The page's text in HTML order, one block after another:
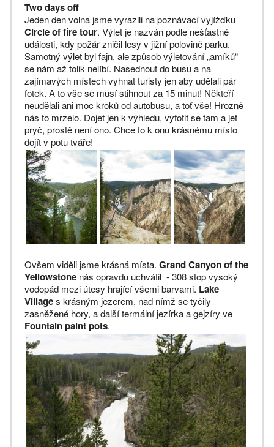
Two days off
Jeden den volna jsme vyrazili na poznávací vyjížďku
Circle of fire tour. Výlet je nazván podle nešťastné
události, kdy požár zničil lesy v jižní polovině parku.
Samotný výlet byl fajn, ale způsob výletování „amíků“
se nám až tolik nelíbí. Nasednout do busu a na
zajímavých místech vyhnat turisty jen aby udělali pár
fotek. A to vše se musí stihnout za 15 minut! Někteří
neudělali ani moc kroků od autobusu, a toť vše! Hrozně
nás to mrzelo. Dojet jen k výhledu, vyfotit se tam a jet
pryč, prostě není ono. Chce to k onu krásnému místo
dojít v potu tváře!
Ovšem viděli jsme krásná místa. Grand Canyon of the
Yellowstone nás opravdu uchvátil - 308 stop vysoký
vodopád mezi útesy hrající všemi barvami. Lake
Villages krásným jezerem, nad nímž se tyčily
zasněžené hory, a další termální jezírka a gejzíry ve
Fountain paint pots.